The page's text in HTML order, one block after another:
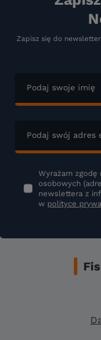
Zapisz się do
Podaj swoje imię
Podaj swój adres
Wyrażam zgodę
osobowych
newslettera z
w polityce